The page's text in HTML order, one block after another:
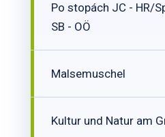
Po stopách JC - HR/
SB - OÖ
Malsemuschel
Kultur und Natur am